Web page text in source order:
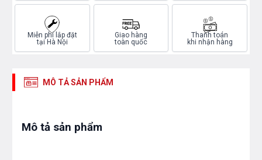
Miễn phí lắp đặt
tại Hà Nội
Giao hàng
toàn quốc
Thanh toán
khi nhận hàng
MÔ TẢ SẢN PHẨM
Mô tả sản phẩm